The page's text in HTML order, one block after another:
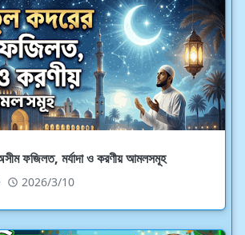
ফজিলত, মর্যাদা ও করণীয় আমলসমূহ
2026/3/10